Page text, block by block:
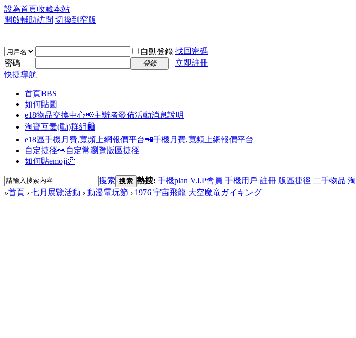
設為首頁收藏本站
開啟輔助訪問 切換到窄版
自動登錄 找回密碼
密碼
登錄
立即註冊
快捷導航
首頁BBS
如何貼圖
e18物品交換中心📢主辦者發佈活動消息說明
淘寶互毒(動)群組🛍️
e18區手機月費,寬頻上網報價平台📲手機月費,寬頻上網報價平台
自定捷徑👀自定常瀏覽版區捷徑
如何貼emoji🤔
搜索 搜索 熱搜: 手機plan V.I.P會員 手機用戶 註冊 版區捷徑 二手物品
»首頁 › 七月展覽活動 › 動漫電玩節 › 1976 宇宙飛龍 大空魔竜ガイキング